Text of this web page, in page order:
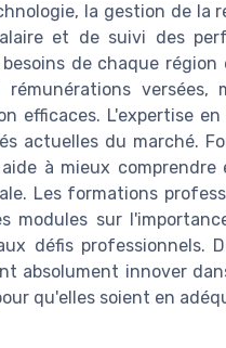
la gestion de la
et de suivi des
de chaque
rémunérations
efficaces. L'expertise
actuelles du marché.
à mieux
Les formations
modules sur
défis
absolument innover
qu'elles soient en